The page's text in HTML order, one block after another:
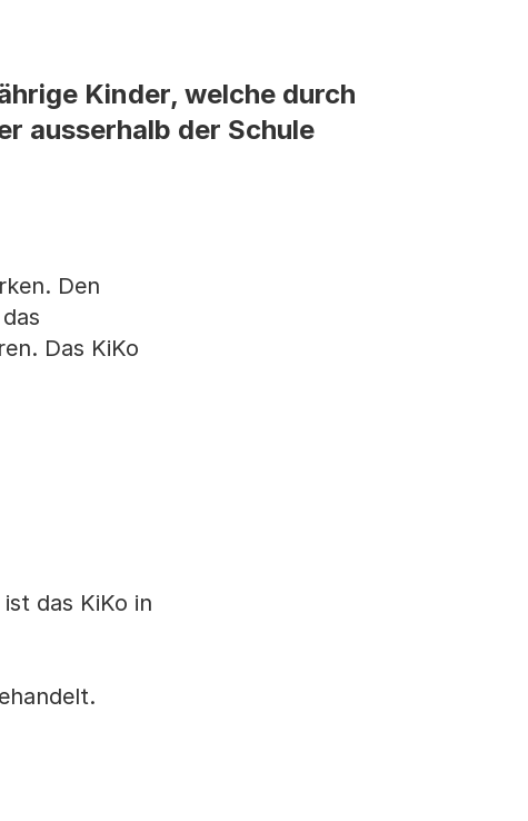
Kinder, welche durch
ausserhalb der Schule
Den
Das KiKo
das KiKo in